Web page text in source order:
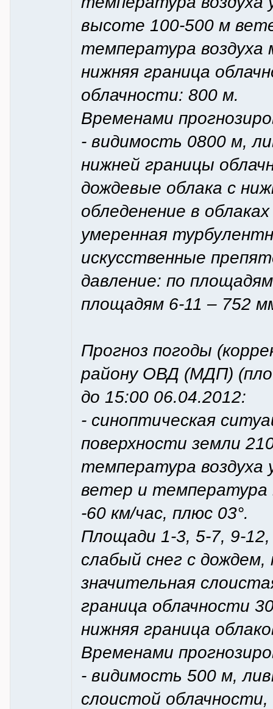
высоте 100-500 м
температура воздуха
нижняя граница
облачности: 800 м.
Временами
- видимость 0800 м,
нижней границы
дождевые облака с
обледенение в
умеренная
искусственные
давление: по
площадям 6-11 – 752
Прогноз погоды
району ОВД (МДП)
до 15:00 06.04.2012:
- синоптическая
поверхности земли
температура воздуха
ветер и температура
-60 км/час, плюс 03°.
Площади 1-3, 5-7, 9-
слабый снег с
значительная
граница облачности
нижняя граница
Временами
- видимость 500 м,
слоистой